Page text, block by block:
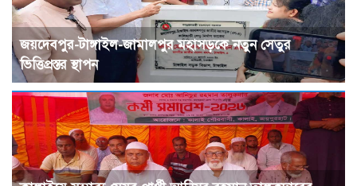
জয়দেবপুর-টাঙ্গাইল-জামালপুর মহাসড়কে নতুন সেতুর
ভিত্তিপ্রস্তর স্থাপন